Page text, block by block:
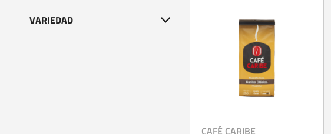
VARIEDAD
CAFÉ CARIBE